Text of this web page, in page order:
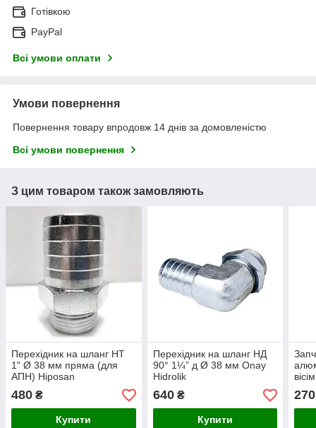
Готівкою
PayPal
Всі умови оплати
Умови повернення
Повернення товару впродовж 14 днів за домовленістю
Всі умови повернення
З цим товаром також замовляють
Перехідник на шланг НТ
1" Ø 38 мм пряма (для
АПН) Hiposan
480 ₴
Купити
Перехідник на шланг НД
90° 1¼” д Ø 38 мм Onay
Hidrolik
640₴
Купити
270